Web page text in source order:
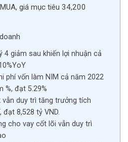
giá mục tiêu 34,200
4 giảm sau khiến lợi nhuận cả
phí vốn làm NIM cả năm 2022
%, đạt 5.29%
vẫn duy trì tăng trưởng tích
đạt 8,528 tỷ VND.
cho vay cốt lõi vẫn duy trì